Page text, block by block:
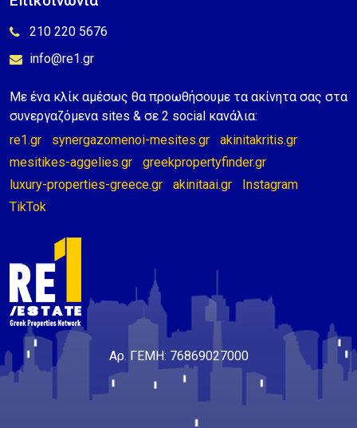
210 220 5676
info@re1.gr
Με ένα κλίκ αμέσως θα προωθήσουμε τα ακίνητα σας στα
συνεργαζόμενα sites & σε 2 social κανάλια:
re1.gr
synergazomenoi-mesites.gr
akinitakritis.gr
mesitikes-aggelies.gr
greekpropertyfinder.gr
luxury-properties-greece.gr
akinitaai.gr
Instagram
TikTok
Αρ. ΓΕΜΗ: 76869027000